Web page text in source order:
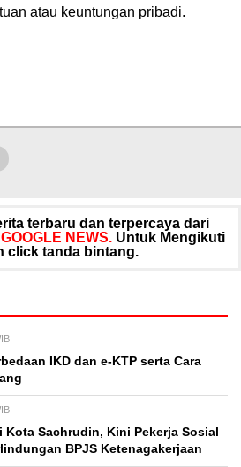
atau keuntungan pribadi.
terbaru dan terpercaya dari
GOOGLE NEWS. Untuk Mengikuti
click tanda bintang.
IKD dan e-KTP serta Cara
Kota Sachrudin, Kini Pekerja Sosial
BPJS Ketenagakerjaan